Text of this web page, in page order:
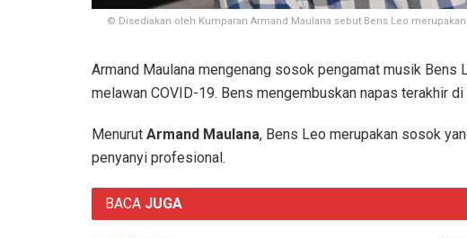
© Disediakan oleh Kumparan Armand Maulana sebut Bens Leo
Armand Maulana mengenang sosok pengamat musik Bens
melawan COVID-19. Bens mengembuskan napas terakhir di
Menurut Armand Maulana, Bens Leo merupakan sosok
penyanyi profesional.
BACA JUGA